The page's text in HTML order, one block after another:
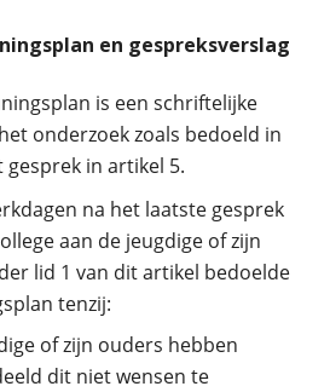
en gespreksverslag
is een schriftelijke
onderzoek zoals bedoeld in
in artikel 5.
na het laatste gesprek
aan de jeugdige of zijn
lid 1 van dit artikel bedoelde
tenzij:
of zijn ouders hebben
dit niet wensen te